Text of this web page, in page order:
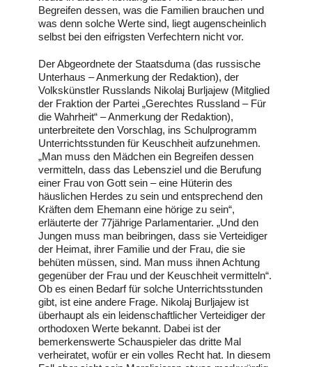
Begreifen dessen, was die Familien brauchen und
was denn solche Werte sind, liegt augenscheinlich
selbst bei den eifrigsten Verfechtern nicht vor.
Der Abgeordnete der Staatsduma (das russische
Unterhaus – Anmerkung der Redaktion), der
Volkskünstler Russlands Nikolaj Burljajew (Mitglied
der Fraktion der Partei „Gerechtes Russland – Für
die Wahrheit“ – Anmerkung der Redaktion),
unterbreitete den Vorschlag, ins Schulprogramm
Unterrichtsstunden für Keuschheit aufzunehmen.
„Man muss den Mädchen ein Begreifen dessen
vermitteln, dass das Lebensziel und die Berufung
einer Frau von Gott sein – eine Hüterin des
häuslichen Herdes zu sein und entsprechend den
Kräften dem Ehemann eine hörige zu sein“,
erläuterte der 77jährige Parlamentarier. „Und den
Jungen muss man beibringen, dass sie Verteidiger
der Heimat, ihrer Familie und der Frau, die sie
behüten müssen, sind. Man muss ihnen Achtung
gegenüber der Frau und der Keuschheit vermitteln“.
Ob es einen Bedarf für solche Unterrichtsstunden
gibt, ist eine andere Frage. Nikolaj Burljajew ist
überhaupt als ein leidenschaftlicher Verteidiger der
orthodoxen Werte bekannt. Dabei ist der
bemerkenswerte Schauspieler das dritte Mal
verheiratet, wofür er ein volles Recht hat. In diesem